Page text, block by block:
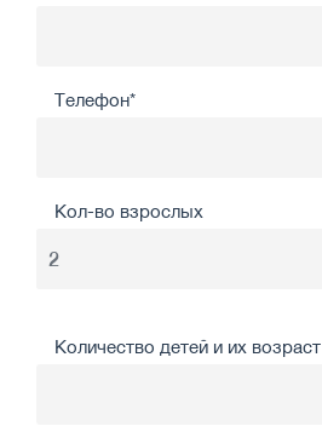
Телефон*
Кол-во взрослых
Количество детей и их возраст